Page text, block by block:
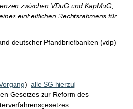
zwischen VDuG und KapMuG;
einheitlichen Rechtsrahmens für
deutscher Pfandbriefbanken (vdp)
) [alle SG hierzu]
Gesetzes zur Reform des